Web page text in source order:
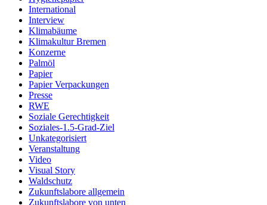
International
Interview
Klimabäume
Klimakultur Bremen
Konzerne
Palmöl
Papier
Papier Verpackungen
Presse
RWE
Soziale Gerechtigkeit
Soziales-1.5-Grad-Ziel
Unkategorisiert
Veranstaltung
Video
Visual Story
Waldschutz
Zukunftslabore allgemein
Zukunftslabore von unten